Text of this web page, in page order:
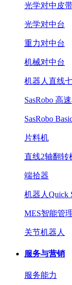
光学对中皮
光学对中台
重力对中台
机械对中台
机器人直线
SasRobo 高
SasRobo
片料机
直线2轴翻转
端拾器
机器人Quick
MES智能管
关节机器人
服务与营销
服务能力